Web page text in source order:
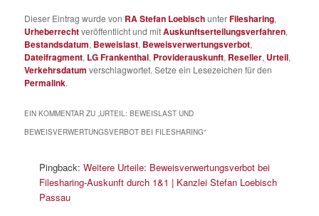
Dieser Eintrag wurde von RA Stefan LoebischunterFilesharing,
Urheberrechtveröffentlicht und mitAuskunftserteilungsverfahren,
Bestandsdatum, Beweislast, Beweisverwertungsverbot,
Dateifragment, LG Frankenthal, Providerauskunft, Reseller, Urteil,
Verkehrsdatum verschlagwortet. Setze ein Lesezeichen für den
Permalink.
EIN KOMMENTAR ZU „URTEIL: BEWEISLAST UND
BEWEISVERWERTUNGSVERBOT BEI FILESHARING“
Pingback:Weitere Urteile: Beweisverwertungsverbot bei
Filesharing-Auskunft durch 1&1 | Kanzlei Stefan Loebisch
Passau